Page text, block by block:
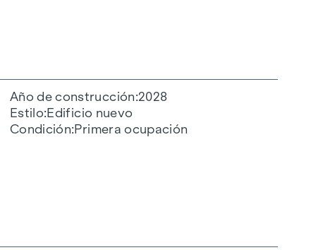
Año de construcción 2028
Estilo Edificio nuevo
Condición Primera ocupación